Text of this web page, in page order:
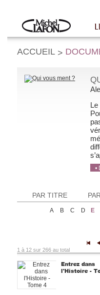
Accueil
ACCUEIL >
Le
•
PAR TITRE
A B C D E
1 à 12 sur 266 au total
Entrez dans
l'Histoire -